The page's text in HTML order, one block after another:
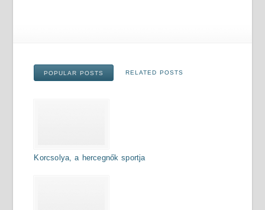
POPULAR POSTS RELATED POSTS
Korcsolya, a hercegnők sportja